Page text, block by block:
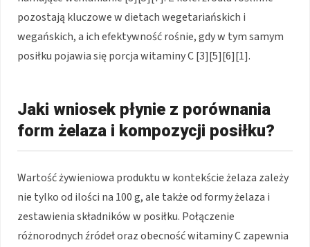
pozostają kluczowe w dietach wegetariańskich i
wegańskich, a ich efektywność rośnie, gdy w tym samym
posiłku pojawia się porcja witaminy C [3][5][6][1].
Jaki wniosek płynie z porównania
form żelaza i kompozycji posiłku?
Wartość żywieniowa produktu w kontekście żelaza zależy
nie tylko od ilości na 100 g, ale także od formy żelaza i
zestawienia składników w posiłku. Połączenie
różnorodnych źródeł oraz obecność witaminy C zapewnia